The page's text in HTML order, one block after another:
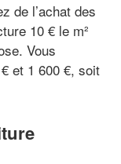
de l’achat des
10 € le m²
Vous
et 1 600 €, soit